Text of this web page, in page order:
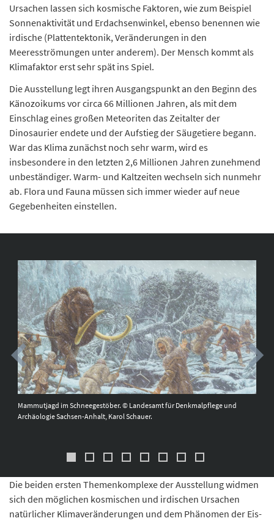
Ursachen lassen sich kosmische Faktoren, wie zum Beispiel
Sonnenaktivität und Erdachsenwinkel, ebenso benennen wie
irdische (Plattentektonik, Veränderungen in den
Meeresströmungen unter anderem). Der Mensch kommt als
Klimafaktor erst sehr spät ins Spiel.
Die Ausstellung legt ihren Ausgangspunkt an den Beginn des
Känozoikums vor circa 66 Millionen Jahren, als mit dem
Einschlag eines großen Meteoriten das Zeitalter der
Dinosaurier endete und der Aufstieg der Säugetiere begann.
War das Klima zunächst noch sehr warm, wird es
insbesondere in den letzten 2,6 Millionen Jahren zunehmend
unbeständiger. Warm- und Kaltzeiten wechseln sich nunmehr
ab. Flora und Fauna müssen sich immer wieder auf neue
Gegebenheiten einstellen.
Mammutjagd im Schneegestöber. © Landesamt für Denkmalpflege und
Archäologie Sachsen-Anhalt, Karol Schauer.
Die beiden ersten Themenkomplexe der Ausstellung widmen
sich den möglichen kosmischen und irdischen Ursachen
natürlicher Klimaveränderungen und dem Phänomen der Eis-